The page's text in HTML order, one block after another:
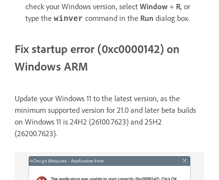
check your Windows version, select Window + R, or
type the winver command in the Run dialog box.
Fix startup error (0xc0000142) on
Windows ARM
Update your Windows 11 to the latest version, as the
minimum supported version for 21.0 and later beta builds
on Windows 11 is 24H2 (26100.7623) and 25H2
(26200.7623).